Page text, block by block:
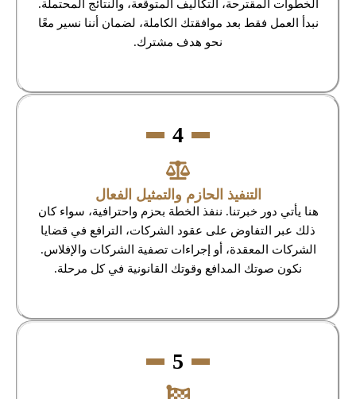
الخطوات المقترحة، التكاليف المتوقعة، والنتائج المحتملة.
نبدأ العمل فقط بعد موافقتك الكاملة، لضمان أننا نسير معًا
نحو هدف مشترك.
4
التنفيذ الحازم والتمثيل الفعال
هنا يأتي دور خبرتنا. ننفذ الخطة بحزم واحترافية، سواء كان
ذلك عبر التفاوض على عقود الشركات، الترافع في قضايا
الشركات المعقدة، أو إجراءات تصفية الشركات والإفلاس.
نكون صوتك المدافع وقوتك القانونية في كل مرحلة.
5